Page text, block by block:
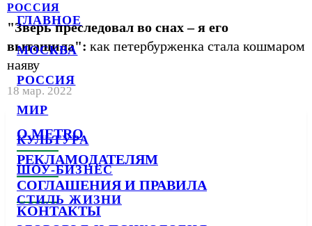
ГЛАВНОЕ
МОСКВА
РОССИЯ
МИР
КУЛЬТУРА
ШОУ-БИЗНЕС
СТИЛЬ ЖИЗНИ
РОССИЯ
"Зверь преследовал во снах – я его
вытащила": как петербурженка стала кошмаром
наяву
18 мар. 2022
О METRO
РЕКЛАМОДАТЕЛЯМ
СОГЛАШЕНИЯ И ПРАВИЛА
КОНТАКТЫ